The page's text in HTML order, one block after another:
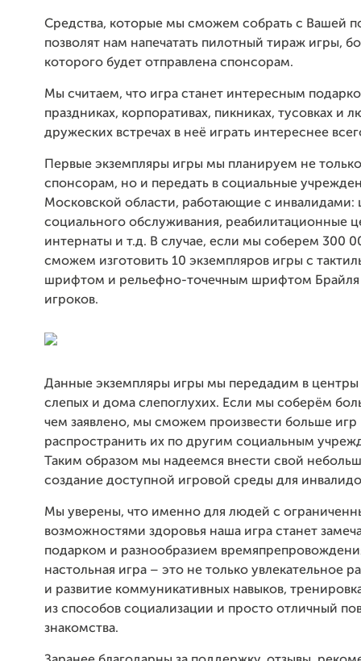
Средства, которые мы сможем собрать с Вашей
позволят нам напечатать пилотный тираж игры,
которого будет отправлена спонсорам.
Мы считаем, что игра станет интересным
праздниках, корпоративах, пикниках, тусовках и
дружеских встречах в неё играть интереснее
Первые экземпляры игры мы планируем не
спонсорам, но и передать в социальные
Московской области, работающие с инвалидами:
социального обслуживания, реабилитационные
интернаты и т.д. В случае, если мы соберем 300
сможем изготовить 10 экземпляров игры с
шрифтом и рельефно-точечным шрифтом Брайля
игроков.
Данные экземпляры игры мы передадим в центры
слепых и дома слепоглухих. Если мы соберём
чем заявлено, мы сможем произвести больше игр
распространить их по другим социальным
Таким образом мы надеемся внести свой
создание доступной игровой среды для
Мы уверены, что именно для людей с
возможностями здоровья наша игра станет
подарком и разнообразием
настольная игра – это не только увлекательное
и развитие коммуникативных навыков,
из способов социализации и просто отличный
знакомства.